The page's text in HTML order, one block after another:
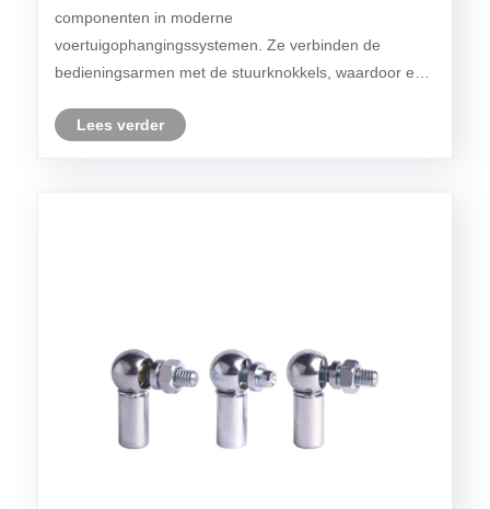
componenten in moderne
voertuigophangingssystemen. Ze verbinden de
bedieningsarmen met de stuurknokkels, waardoor een
het voertuig wordt ondersteund. Wanneer
Lees verder